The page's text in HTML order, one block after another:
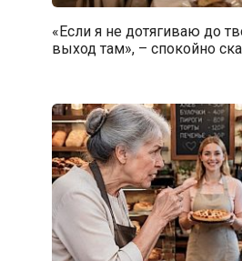
«Если я не дотягиваю до
выход там», – спокойно